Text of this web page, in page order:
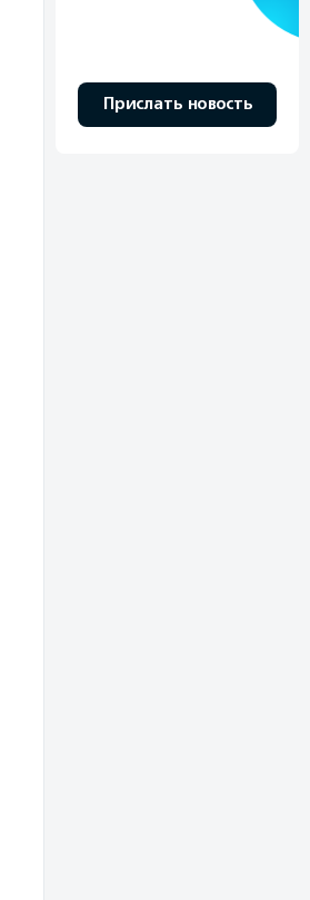
Прислать новость